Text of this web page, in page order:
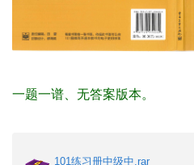
一题一谱、无答案版本。
101练习册中级中.rar